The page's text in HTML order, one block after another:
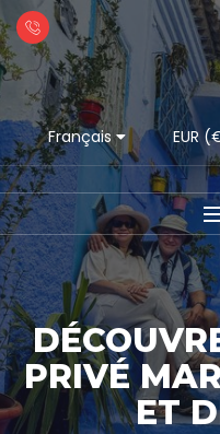
Français EUR
PRIVÉ
ET